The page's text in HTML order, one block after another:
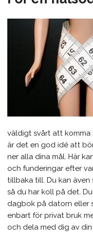
väldigt svårt att komma
är det en god idé att
ner alla dina mål. Här
och funderingar efter
tillbaka till. Du kan
så du har koll på det.
dagbok på datorn eller
enbart för privat bruk
och dela med dig av